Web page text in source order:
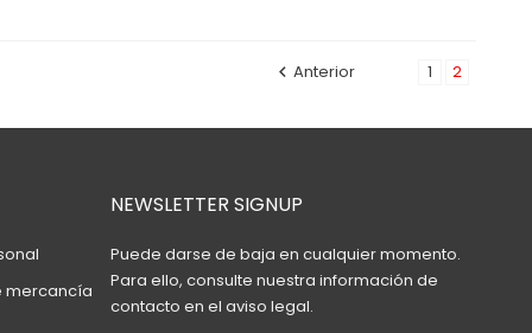
 Anterior 1 2
mercancía
NEWSLETTER SIGNUP
Puede darse de baja en cualquier momento.
Para ello, consulte nuestra información de
contacto en el aviso legal.